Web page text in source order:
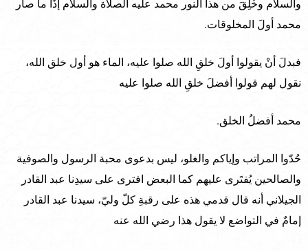
والسلام وخُلِقَ من هذا النور محمد عليه الصلاة والسلام إذًا ما صار
محمد أولَ المخلوقات.
فبدلَ أنْ يقولوا أولَ خلقِ الله صلوا عليه، الماء هو أول خلق الله،
نقول لهم قولوا أفضلَ خلقِ الله صلوا عليه
محمد أفضلُ الخلق.
حُدّوا المراتب وإياكم والغلو، ليس بدعوى محبة الرسول والصوفية
والصالحين يُفتَرى عليهم كما البعض افترى على سيدِنا عبد القادر
الجيلاني أنه قال قدمي هذه على رقبةِ كلّ وليّ، سيدنا عبد القادر
إمامٌ في التواضع لا يقول هذا رضي الله عنه